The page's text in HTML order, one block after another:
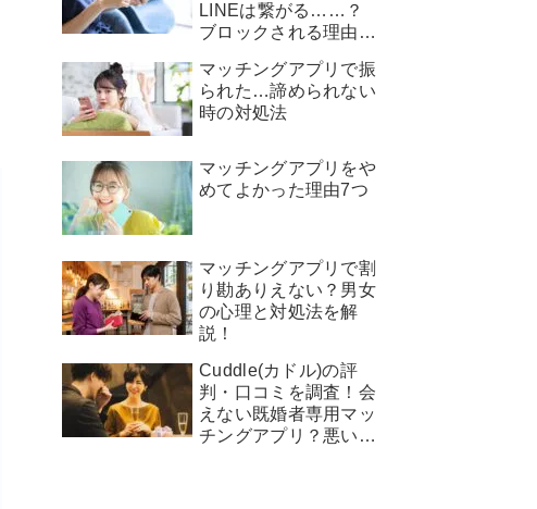
LINEは繋がる……？
ブロックされる理由や
解説！
マッチングアプリで振
られた…諦められない
時の対処法
マッチングアプリをや
めてよかった理由7つ
マッチングアプリで割
り勘ありえない？男女
の心理と対処法を解
説！
Cuddle(カドル)の評
判・口コミを調査！会
えない既婚者専用マッ
チングアプリ？悪い口